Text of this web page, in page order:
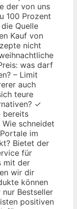
der von uns
100 Prozent
Quelle
Kauf von
nicht
was darf
– Limit
auch
teure
✓
bereits
schneidet
im
Bietet der
für
mit der
wir dir
können
Bestseller
positiven